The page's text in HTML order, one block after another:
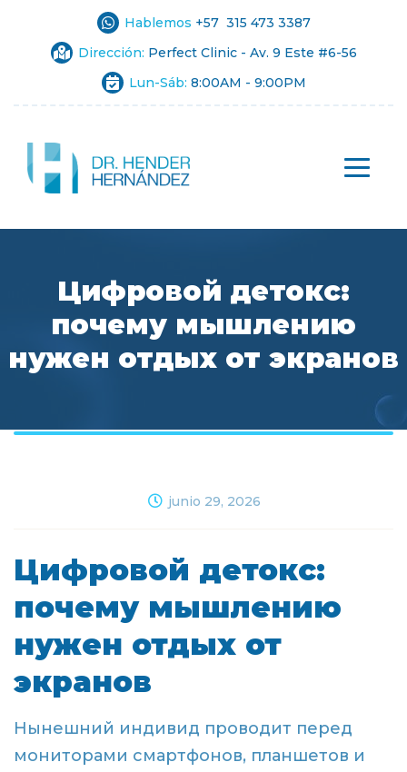
Hablemos +57 315 473 3387
Dirección: Perfect Clinic - Av. 9 Este #6-56
Lun-Sáb: 8:00AM - 9:00PM
Цифровой детокс:
почему мышлению
нужен отдых от экранов
junio 29, 2026
Цифровой детокс:
почему мышлению
нужен отдых от
экранов
Нынешний индивид проводит перед
мониторами смартфонов, планшетов и